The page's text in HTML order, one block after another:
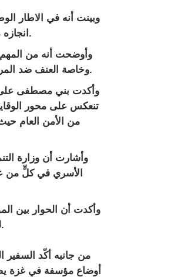
وبينت أنه في الاطار
انجازه من قوانين لها علاقة بالمشاركة السياسية، وخاصة التعديل الذي جرى على الدستور.
وأوضحت أنه من المهم
وخاصة العنف ضد المرأة، الأمر الذي يدل على انعكاس النص الدستوري على المنظومة التشريعية للمرأة.
وأكدت بني مصطفى على
تنعكس على محور
من الأمن العام
وأشارت أن وزارة
الأسري في كلٍّ من
وأكدت أن الحوار بين
للتطبيق على أرض الواقع، مشيرة إلى أن جميع الجهود تصبُّ في إطار وطني واحد.
من جانبه أكّد السفير
أوضاع مؤسفة في غزة